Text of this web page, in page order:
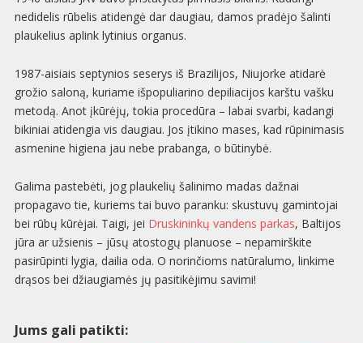
nedidelis rūbelis atidengė dar daugiau, damos pradėjo šalinti
plaukelius aplink lytinius organus.
1987-aisiais septynios seserys iš Brazilijos, Niujorke atidarė
grožio saloną, kuriame išpopuliarino depiliacijos karštu vašku
metodą. Anot įkūrėjų, tokia procedūra – labai svarbi, kadangi
bikiniai atidengia vis daugiau. Jos įtikino mases, kad rūpinimasis
asmenine higiena jau nebe prabanga, o būtinybė.
Galima pastebėti, jog plaukelių šalinimo madas dažnai
propagavo tie, kuriems tai buvo paranku: skustuvų gamintojai
bei rūbų kūrėjai. Taigi, jei Druskininkų vandens parkas, Baltijos
jūra ar užsienis – jūsų atostogų planuose – nepamirškite
pasirūpinti lygia, dailia oda. O norinčioms natūralumo, linkime
drąsos bei džiaugiamės jų pasitikėjimu savimi!
Jums gali patikti: